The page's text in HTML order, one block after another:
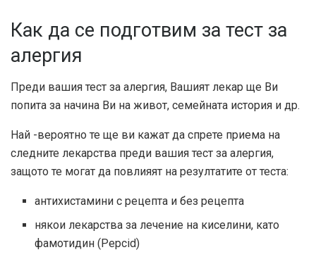
Как да се подготвим за тест за
алергия
Преди вашия тест за алергия, Вашият лекар ще Ви
попита за начина Ви на живот, семейната история и др.
Най -вероятно те ще ви кажат да спрете приема на
следните лекарства преди вашия тест за алергия,
защото те могат да повлияят на резултатите от теста:
антихистамини с рецепта и без рецепта
някои лекарства за лечение на киселини, като
фамотидин (Pepcid)